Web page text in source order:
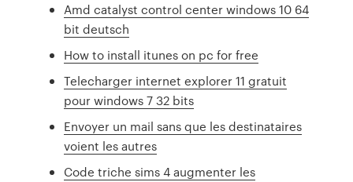
Amd catalyst control center windows 10 64
bit deutsch
How to install itunes on pc for free
Telecharger internet explorer 11 gratuit
pour windows 7 32 bits
Envoyer un mail sans que les destinataires
voient les autres
Code triche sims 4 augmenter les